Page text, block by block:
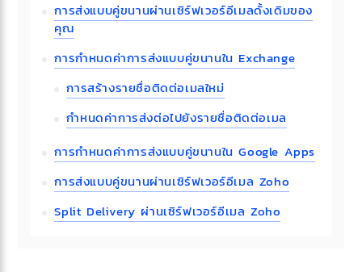
การส่งแบบคู่ขนานผ่านเซิร์ฟเวอร์อีเมลดั้งเดิมของ
คุณ
การกำหนดค่าการส่งแบบคู่ขนานใน Exchange
การสร้างรายชื่อติดต่อเมลใหม่
กำหนดค่าการส่งต่อไปยังรายชื่อติดต่อเมล
การกำหนดค่าการส่งแบบคู่ขนานใน Google Apps
การส่งแบบคู่ขนานผ่านเซิร์ฟเวอร์อีเมล Zoho
Split Delivery ผ่านเซิร์ฟเวอร์อีเมล Zoho